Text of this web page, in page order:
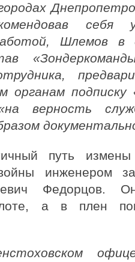
себя
Шлемов в
органам
верность
путь
инженером
Федорцов.
а в плен